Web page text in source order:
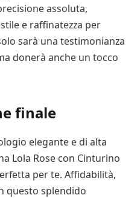
assoluta,
e raffinatezza per
sarà una testimonianza
donerà anche un tocco
finale
elegante e di alta
Lola Rose con Cinturino
per te. Affidabilità,
questo splendido